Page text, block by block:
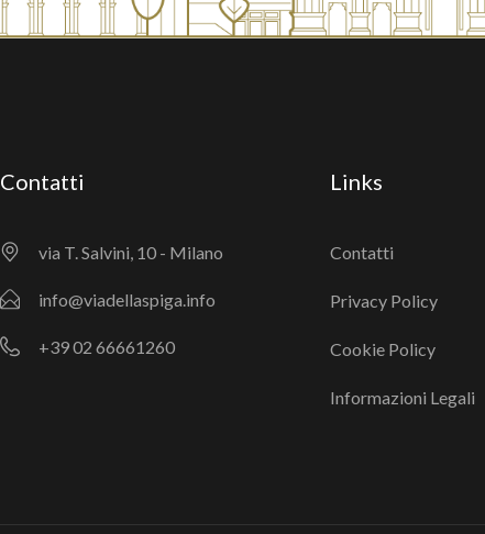
Contatti
via T. Salvini, 10 - Milano
info@viadellaspiga.info
+39 02 66661260
Links
Contatti
Privacy Policy
Cookie Policy
Informazioni Legali